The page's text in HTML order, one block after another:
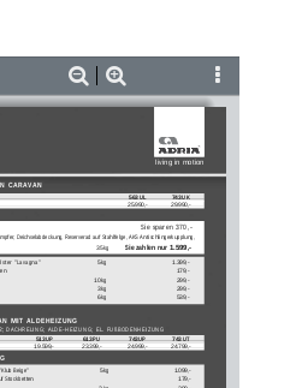
Zoom
Out
Zoom
In
513 UP 613 PU 743 UP
743 UT
19.599,-
23.399,- 24.999,- 24.799,-
Beige” 5 kg
1.099,-
Stockbetten
179,-
MIT ALDEHEIZUNG
DACHRELING; ALDE-HEIZUNG; EL. FUßBODENHEIZUNG
563 UL
743 UK
25.990,- 29.990,-
Sie sparen 370,-
Deichselabdeckung, Reserverad auf Stahlfelge, AKS Antischlingerkupplung,
35 kg Sie zahlen nur 1.599,-
”Lavagna” 5 kg 1.399,-
179,-
10 kg
299,-
3 kg
299,-
6 kg 539,-
CARAVAN
living in motion